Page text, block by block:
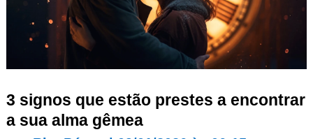
3 signos que estão prestes a encontrar
a sua alma gêmea